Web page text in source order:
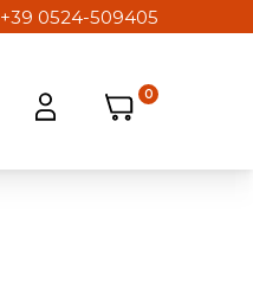
+39 0524-509405
Apri strumenti utente
Carrello
Carrello
0